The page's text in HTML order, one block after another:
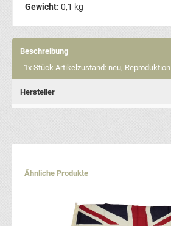
Gewicht: 0,1 kg
Beschreibung
1x Stück Artikelzustand: neu, Reproduktion
Hersteller
Produktgalerie überspringen
Ähnliche Produkte